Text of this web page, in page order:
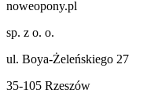
noweopony.pl
sp. z o. o.
ul. Boya-Żeleńskiego 27
35-105 Rzeszów